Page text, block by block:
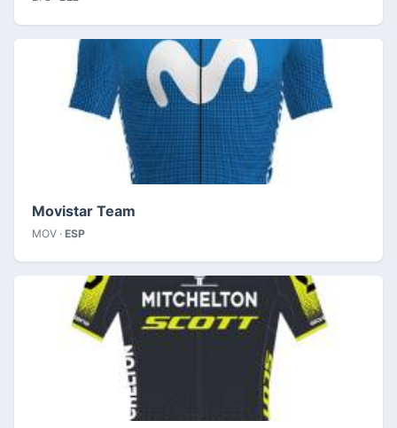
Movistar Team
MOV · ESP